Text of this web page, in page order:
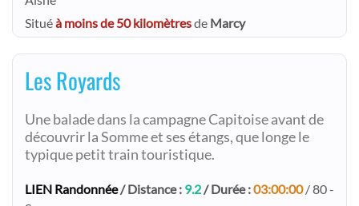
Situéà moins de 50 kilomètresde Marcy
Les Royards
Une balade dans la campagne Capitoise avant de
découvrir la Somme et ses étangs, que longe le
typique petit train touristique.
LIEN Randonnée/ Distance : 9.2/ Durée :03:00:00/ 80 -